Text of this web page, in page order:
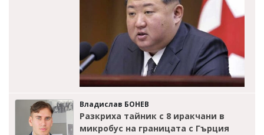
Владислав БОНЕВ
Разкриха тайник с 8 иракчани в
микробус на границата с Гърция